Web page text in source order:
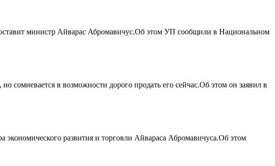
министр Айварас Абромавичус.Об этом УП сообщили в Национальном
сомневается в возможности дорого продать его сейчас.Об этом он заявил в
развития и торговли Айвараса Абромавичуса.Об этом